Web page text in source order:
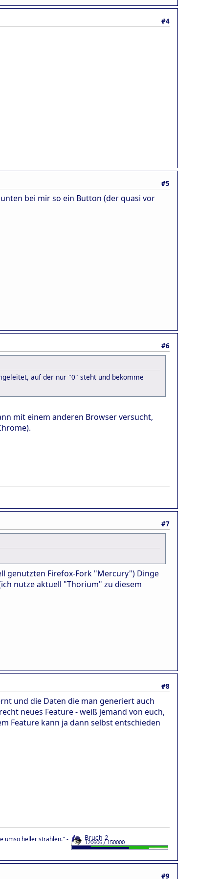
#4
#5
bei mir so ein Button (der quasi vor
#6
auf der nur "0" steht und bekomme
mit einem anderen Browser versucht,
#7
genutzten Firefox-Fork "Mercury") Dinge
nutze aktuell "Thorium" zu diesem
#8
und die Daten die man generiert auch
neues Feature - weiß jemand von euch,
Feature kann ja dann selbst entschieden
umso heller strahlen." -
#9